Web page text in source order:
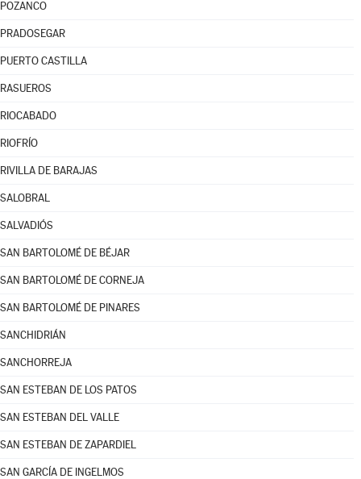
POZANCO
PRADOSEGAR
PUERTO CASTILLA
RASUEROS
RIOCABADO
RIOFRÍO
RIVILLA DE BARAJAS
SALOBRAL
SALVADIÓS
SAN BARTOLOMÉ DE BÉJAR
SAN BARTOLOMÉ DE CORNEJA
SAN BARTOLOMÉ DE PINARES
SANCHIDRIÁN
SANCHORREJA
SAN ESTEBAN DE LOS PATOS
SAN ESTEBAN DEL VALLE
SAN ESTEBAN DE ZAPARDIEL
SAN GARCÍA DE INGELMOS